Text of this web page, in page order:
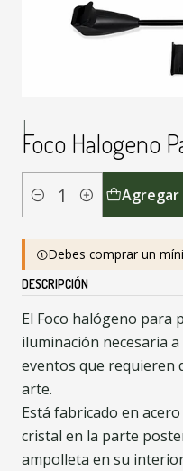
|
Foco Halogeno
Cantidad Agregar
Debes comprar un
DESCRIPCIÓN
El Foco halógeno para
iluminación necesaria
eventos que requieren
arte.
Está fabricado en
cristal en la parte
ampolleta en su